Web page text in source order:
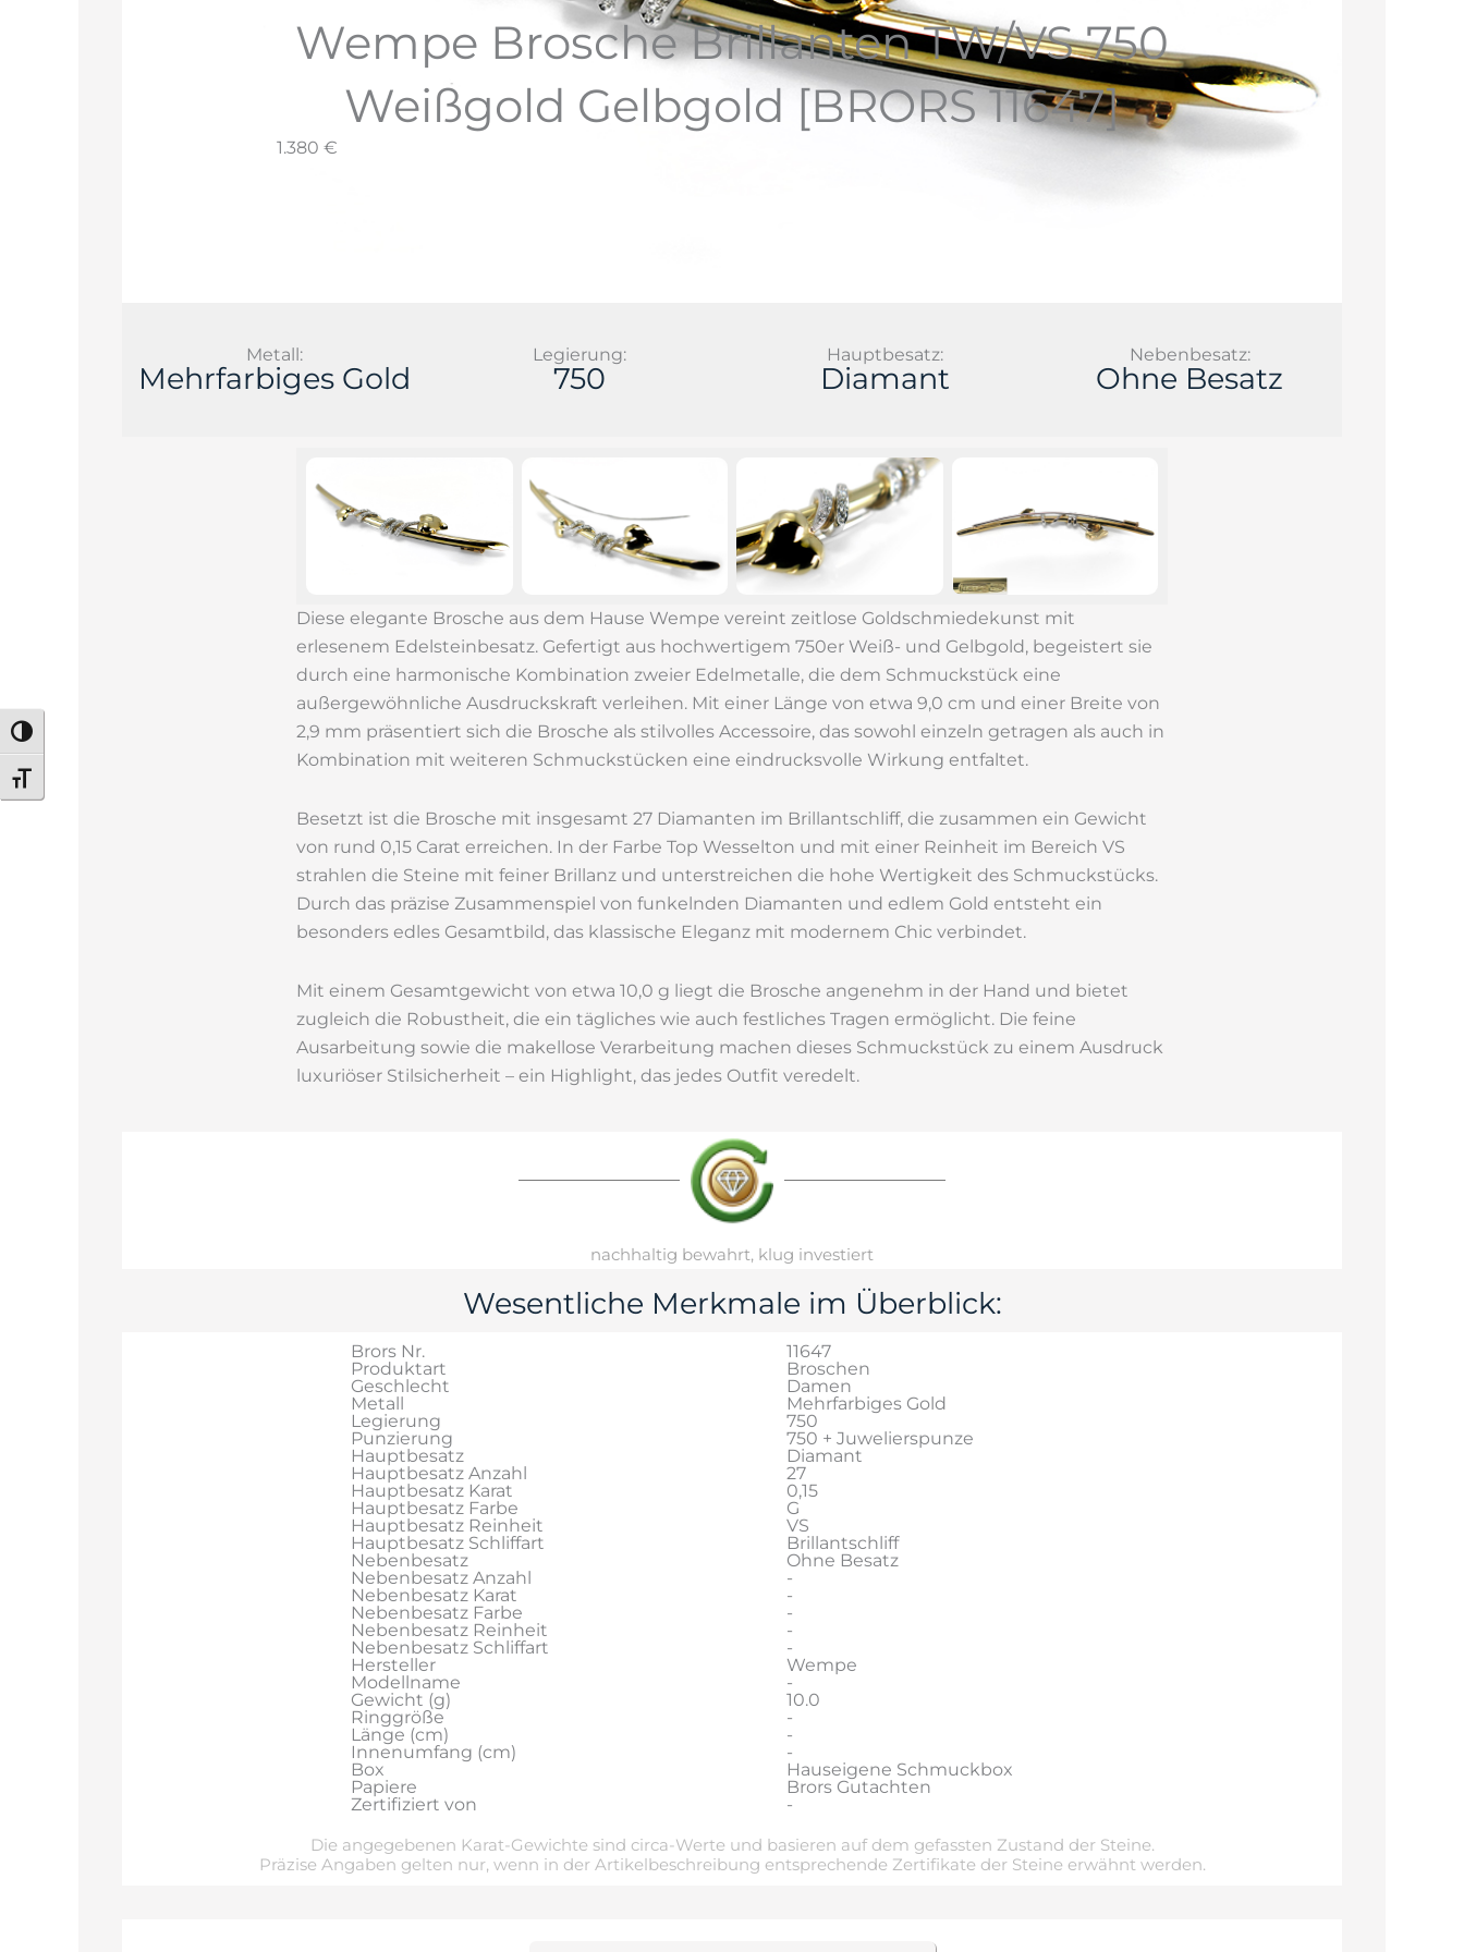
Umschalten auf hohe Kontraste
Schrift vergrößern
Wempe Brosche Brillanten TW/VS 750
Weißgold Gelbgold [BRORS 11647]
1.380 €
Metall:
Mehrfarbiges Gold
Legierung:
750
Hauptbesatz:
Diamant
Nebenbesatz:
Ohne Besatz
Diese elegante Brosche aus dem Hause Wempe vereint zeitlose Goldschmiedekunst mit
erlesenem Edelsteinbesatz. Gefertigt aus hochwertigem 750er Weiß- und Gelbgold, begeistert sie
durch eine harmonische Kombination zweier Edelmetalle, die dem Schmuckstück eine
außergewöhnliche Ausdruckskraft verleihen. Mit einer Länge von etwa 9,0 cm und einer Breite von
2,9 mm präsentiert sich die Brosche als stilvolles Accessoire, das sowohl einzeln getragen als auch in
Kombination mit weiteren Schmuckstücken eine eindrucksvolle Wirkung entfaltet.
Besetzt ist die Brosche mit insgesamt 27 Diamanten im Brillantschliff, die zusammen ein Gewicht
von rund 0,15 Carat erreichen. In der Farbe Top Wesselton und mit einer Reinheit im Bereich VS
strahlen die Steine mit feiner Brillanz und unterstreichen die hohe Wertigkeit des Schmuckstücks.
Durch das präzise Zusammenspiel von funkelnden Diamanten und edlem Gold entsteht ein
besonders edles Gesamtbild, das klassische Eleganz mit modernem Chic verbindet.
Mit einem Gesamtgewicht von etwa 10,0 g liegt die Brosche angenehm in der Hand und bietet
zugleich die Robustheit, die ein tägliches wie auch festliches Tragen ermöglicht. Die feine
Ausarbeitung sowie die makellose Verarbeitung machen dieses Schmuckstück zu einem Ausdruck
luxuriöser Stilsicherheit – ein Highlight, das jedes Outfit veredelt.
nachhaltig bewahrt, klug investiert
Wesentliche Merkmale im Überblick:
Brors Nr.
11647
Produktart
Broschen
Geschlecht
Damen
Metall
Mehrfarbiges Gold
Legierung
750
Punzierung
750 + Juwelierspunze
Hauptbesatz
Diamant
Hauptbesatz Anzahl
27
Hauptbesatz Karat
0,15
Hauptbesatz Farbe
G
Hauptbesatz Reinheit
VS
Hauptbesatz Schliffart
Brillantschliff
Nebenbesatz
Ohne Besatz
Nebenbesatz Anzahl
-
Nebenbesatz Karat
-
Nebenbesatz Farbe
-
Nebenbesatz Reinheit
-
Nebenbesatz Schliffart
-
Hersteller
Wempe
Modellname
-
Gewicht (g)
10.0
Ringgröße
-
Länge (cm)
-
Innenumfang (cm)
-
Box
Hauseigene Schmuckbox
Papiere
Brors Gutachten
Zertifiziert von
-
Die angegebenen Karat-Gewichte sind circa-Werte und basieren auf dem gefassten Zustand der Steine.
Präzise Angaben gelten nur, wenn in der Artikelbeschreibung entsprechende Zertifikate der Steine erwähnt werden.